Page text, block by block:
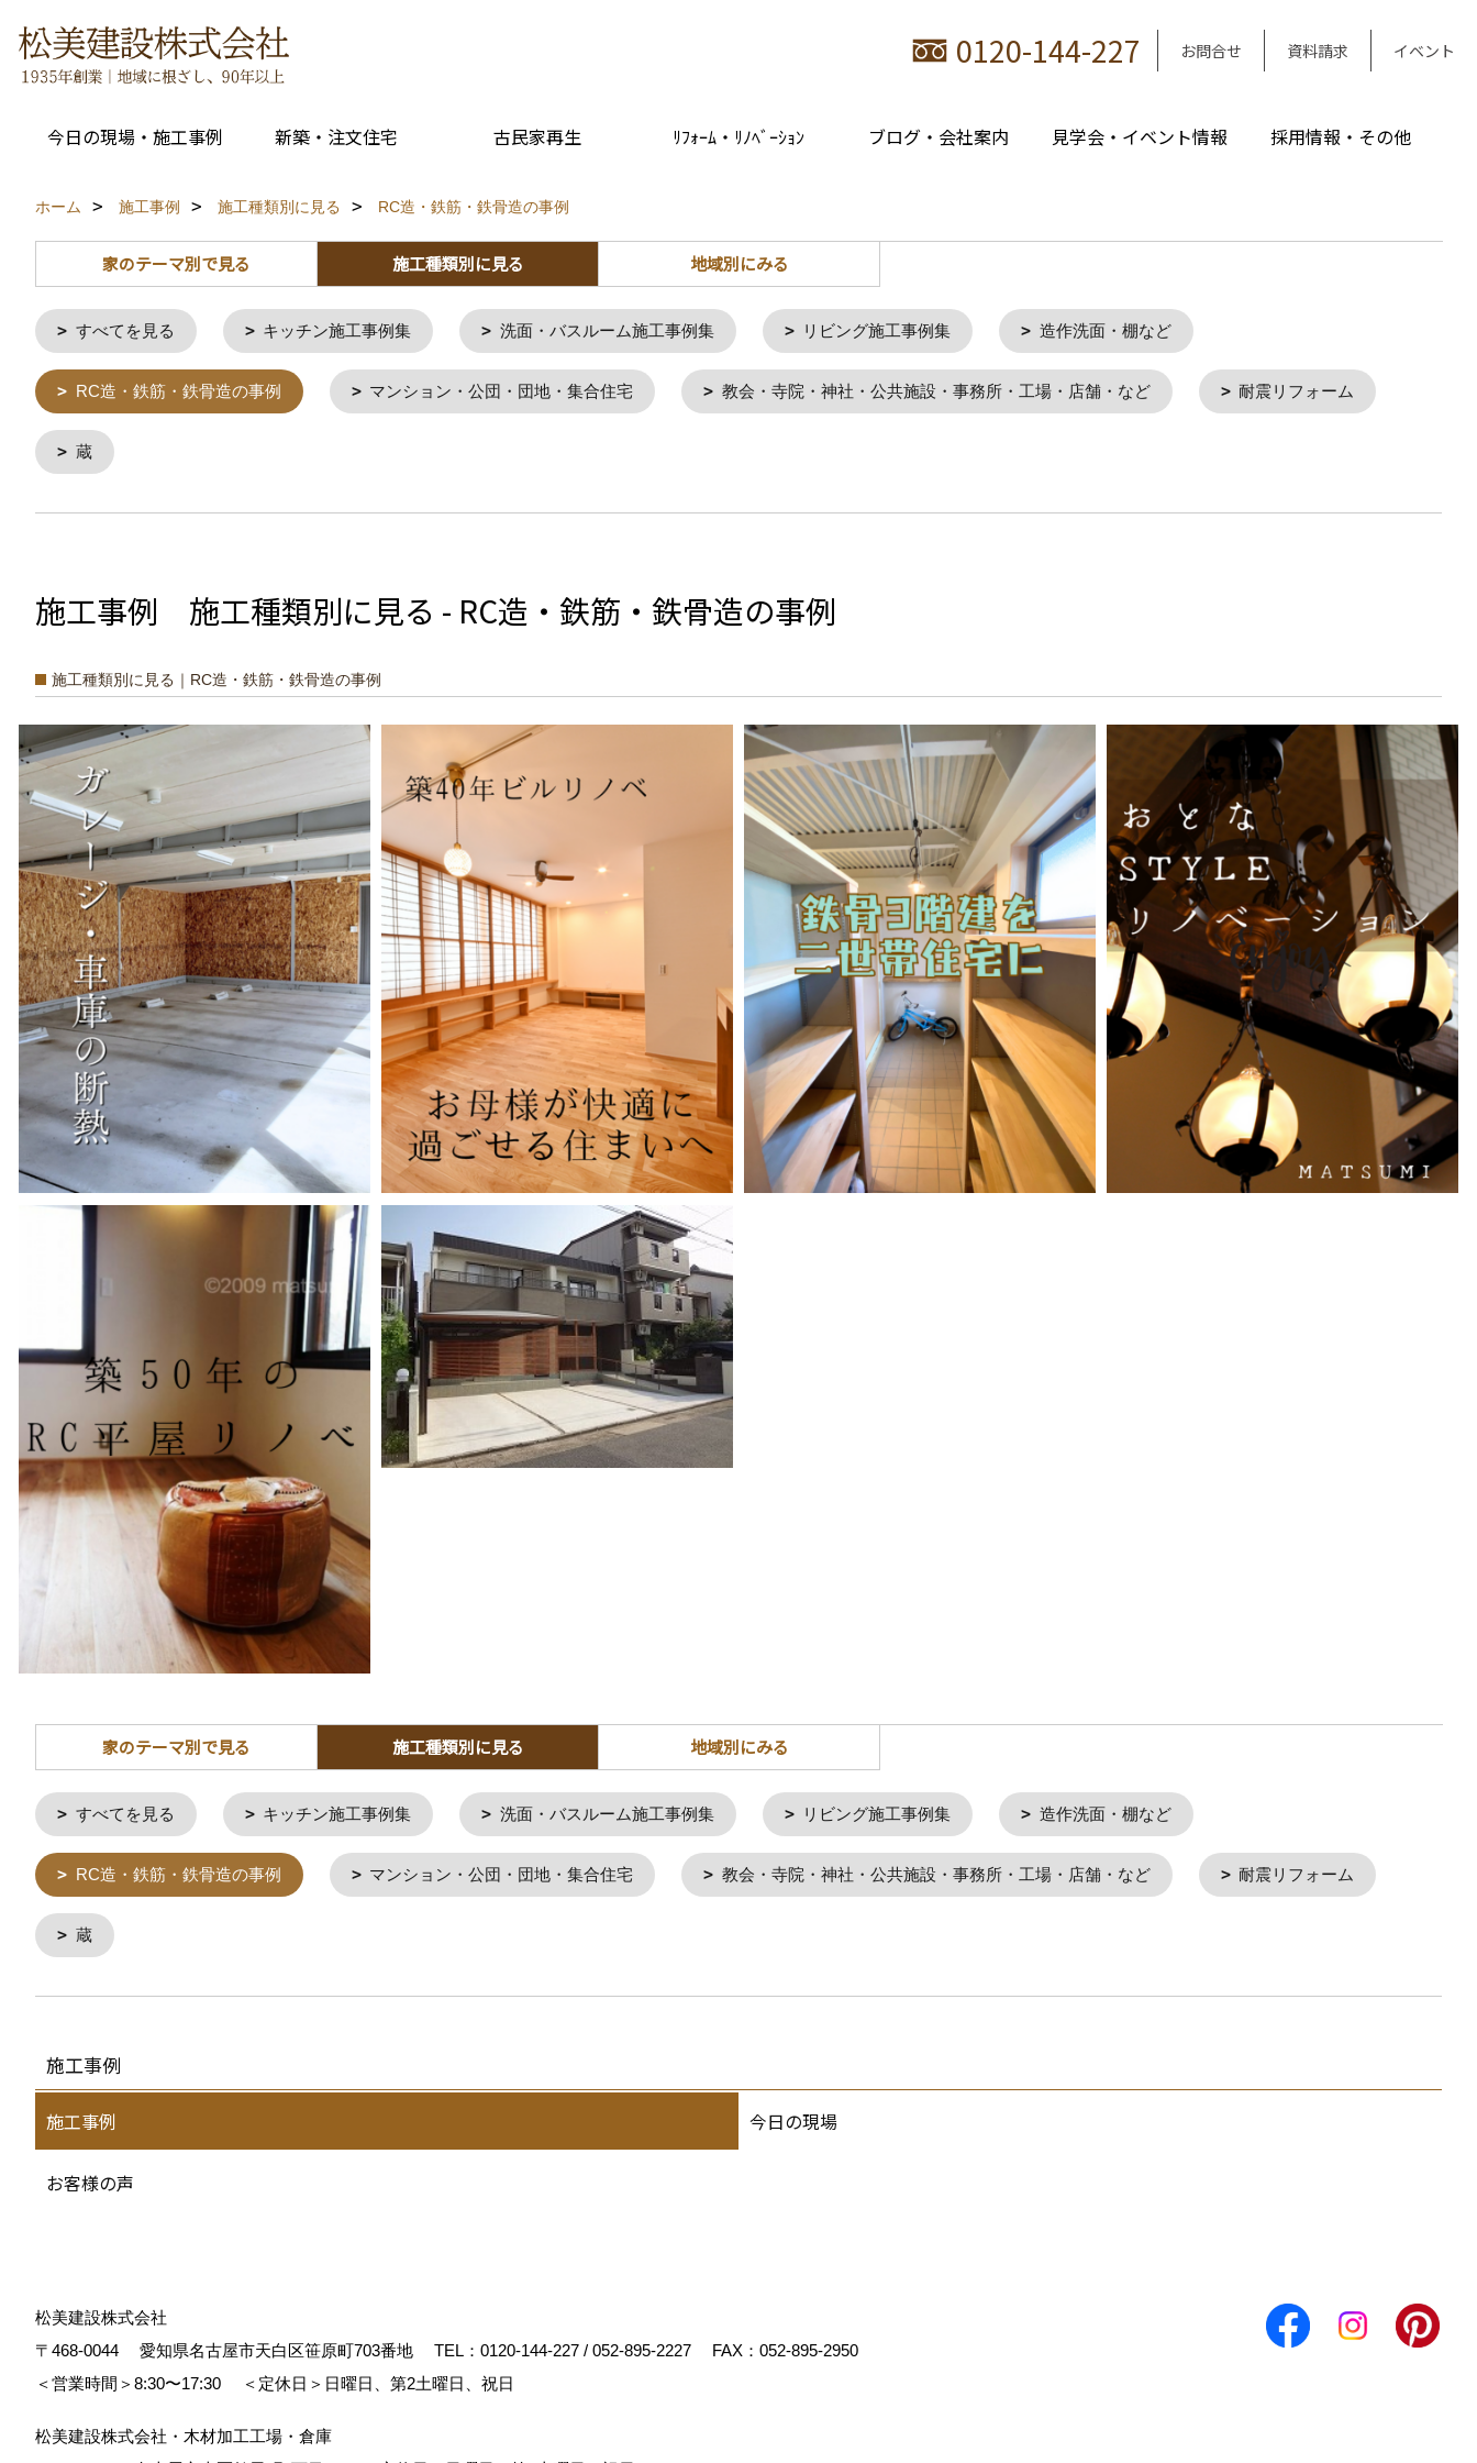
0120-144-227 お問合せ 資料請求 イベント
今日の現場・施工事例 新築・注文住宅 古民家再生 ﾘﾌｫｰﾑ・ﾘﾉﾍﾞｰｼｮﾝ ブログ・会社案内 見学会・イベント情報 採用情報・その他
ホーム 施工事例 施工種類別に見る RC造・鉄筋・鉄骨造の事例
家のテーマ別で見る 施工種類別に見る 地域別にみる
すべてを見る キッチン施工事例集 洗面・バスルーム施工事例集 リビング施工事例集 造作洗面・棚など
RC造・鉄筋・鉄骨造の事例 マンション・公団・団地・集合住宅 教会・寺院・神社・公共施設・事務所・工場・店舗・など 耐震リフォーム
蔵
施工事例 施工種類別に見る - RC造・鉄筋・鉄骨造の事例
施工種類別に見る｜RC造・鉄筋・鉄骨造の事例
家のテーマ別で見る 施工種類別に見る 地域別にみる
すべてを見る キッチン施工事例集 洗面・バスルーム施工事例集 リビング施工事例集 造作洗面・棚など
RC造・鉄筋・鉄骨造の事例 マンション・公団・団地・集合住宅 教会・寺院・神社・公共施設・事務所・工場・店舗・など 耐震リフォーム
蔵
施工事例
施工事例 今日の現場
お客様の声
松美建設株式会社
〒468-0044
愛知県名古屋市天白区笹原町703番地 TEL： 0120-144-227 / 052-895-2227
FAX：052-895-2950
＜営業時間＞8:30〜17:30
＜定休日＞日曜日、第2土曜日、祝日
松美建設株式会社・木材加工工場・倉庫